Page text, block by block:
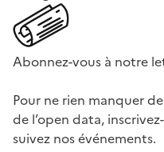
Abonnez-vous à notre
Pour ne rien manquer
de l’open data,
suivez nos événements.